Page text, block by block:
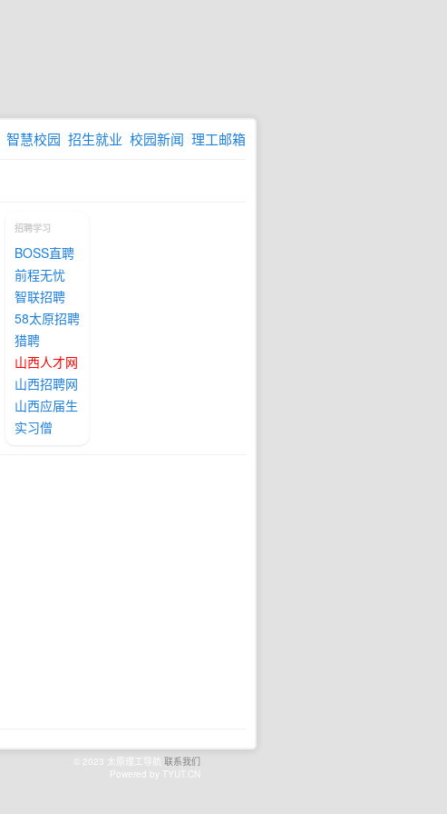
智慧校园 招生就业 校园新闻 理工邮箱
招聘学习
BOSS直聘
前程无忧
智联招聘
58太原招聘
猎聘
山西人才网
山西招聘网
山西应届生
实习僧
© 2023 太原理工导航 联系我们
Powered by TYUT.CN